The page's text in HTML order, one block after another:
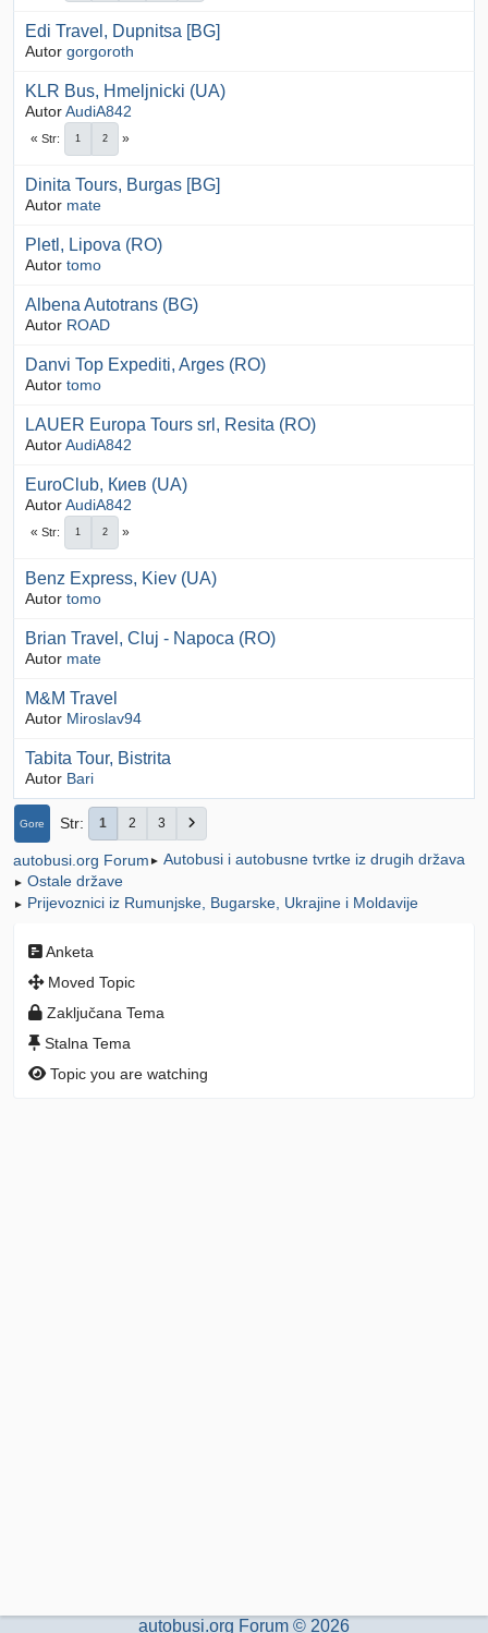
Edi Travel, Dupnitsa [BG]
Autor gorgoroth
KLR Bus, Hmeljnicki (UA)
AutorAudiA842
Str 1 2
Dinita Tours, Burgas [BG]
Autor mate
Pletl, Lipova (RO)
Autor tomo
Albena Autotrans (BG)
Autor ROAD
Danvi Top Expediti, Arges (RO)
Autor tomo
LAUER Europa Tours srl, Resita (RO)
AutorAudiA842
EuroClub, Киев (UA)
AutorAudiA842
Str 1 2
Benz Express, Kiev (UA)
Autor tomo
Brian Travel, Cluj - Napoca (RO)
Autor mate
M&M Travel
Autor Miroslav94
Tabita Tour, Bistrita
Autor Bari
Gore Str 1 2 3
autobusi.org Forum ► Autobusi i autobusne tvrtke iz drugih država
► Ostale države
► Prijevoznici iz Rumunjske, Bugarske, Ukrajine i Moldavije
Anketa
Moved Topic
Zaključana Tema
Stalna Tema
Topic you are watching
autobusi.org Forum © 2026